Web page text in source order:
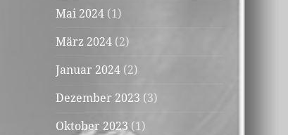
Mai 2024 (1)
März 2024 (2)
Januar 2024 (2)
Dezember 2023 (3)
Oktober 2023 (1)